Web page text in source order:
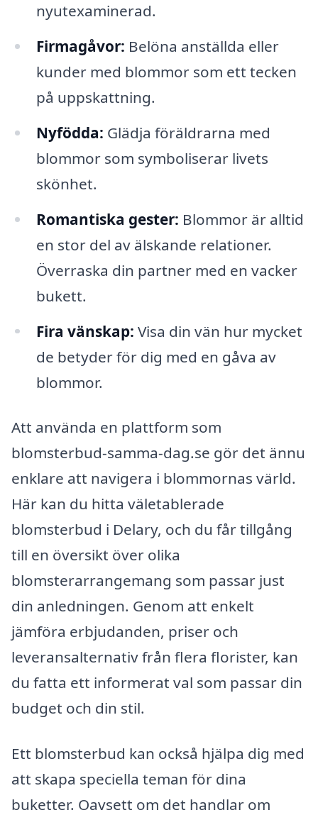
nyutexaminerad.
Firmagåvor: Belöna anställda eller
kunder med blommor som ett tecken
på uppskattning.
Nyfödda: Glädja föräldrarna med
blommor som symboliserar livets
skönhet.
Romantiska gester: Blommor är alltid
en stor del av älskande relationer.
Överraska din partner med en vacker
bukett.
Fira vänskap: Visa din vän hur mycket
de betyder för dig med en gåva av
blommor.
Att använda en plattform som
blomsterbud-samma-dag.se gör det ännu
enklare att navigera i blommornas värld.
Här kan du hitta väletablerade
blomsterbud i Delary, och du får tillgång
till en översikt över olika
blomsterarrangemang som passar just
din anledningen. Genom att enkelt
jämföra erbjudanden, priser och
leveransalternativ från flera florister, kan
du fatta ett informerat val som passar din
budget och din stil.
Ett blomsterbud kan också hjälpa dig med
att skapa speciella teman för dina
buketter. Oavsett om det handlar om